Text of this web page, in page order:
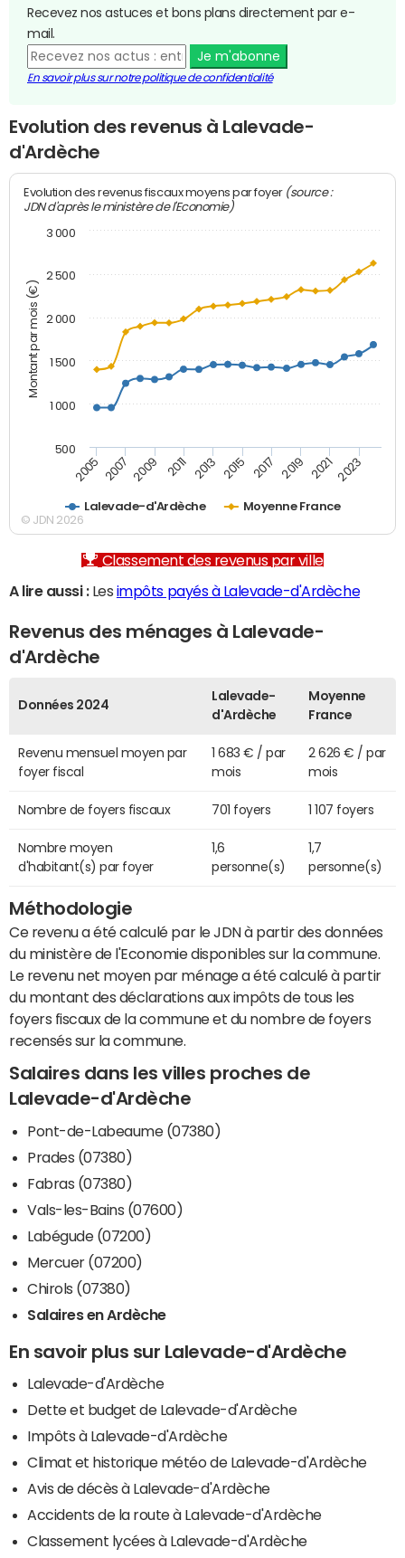
Recevez nos astuces et bons plans directement par e-
mail.
Je m'abonne
En savoir plus sur notre politique de confidentialité
Evolution des revenus à Lalevade-
d'Ardèche
Montant par mois (€)
Evolution des revenus fiscaux moyens par foyer (source :
JDN d'après le ministère de l'Economie)
Lalevade-d'Ardèche Moyenne France
2005 2007 2009 2011 2013 2015 2017 2019 2021 2023
500
1 000
1 500
2 000
2 500
3 000
© JDN 2026
Classement des revenus par ville
A lire aussi :Les impôts payés à Lalevade-d'Ardèche
Revenus des ménages à Lalevade-
d'Ardèche
Données 2024
Lalevade-
d'Ardèche
Moyenne
France
Revenu mensuel moyen par
foyer fiscal
1 683 € / par
mois
2 626 € / par
mois
Nombre de foyers fiscaux 701 foyers 1 107 foyers
Nombre moyen
d'habitant(s) par foyer
1,6
personne(s)
1,7
personne(s)
Méthodologie
Ce revenu a été calculé par le JDN à partir des données
du ministère de l'Economie disponibles sur la commune.
Le revenu net moyen par ménage a été calculé à partir
du montant des déclarations aux impôts de tous les
foyers fiscaux de la commune et du nombre de foyers
recensés sur la commune.
Salaires dans les villes proches de
Lalevade-d'Ardèche
Pont-de-Labeaume (07380)
Prades (07380)
Fabras (07380)
Vals-les-Bains (07600)
Labégude (07200)
Mercuer (07200)
Chirols (07380)
Salaires en Ardèche
En savoir plus sur Lalevade-d'Ardèche
Lalevade-d'Ardèche
Dette et budget de Lalevade-d'Ardèche
Impôts à Lalevade-d'Ardèche
Climat et historique météo de Lalevade-d'Ardèche
Avis de décès à Lalevade-d'Ardèche
Accidents de la route à Lalevade-d'Ardèche
Classement lycées à Lalevade-d'Ardèche